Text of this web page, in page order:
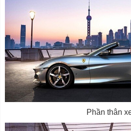
Phần thân